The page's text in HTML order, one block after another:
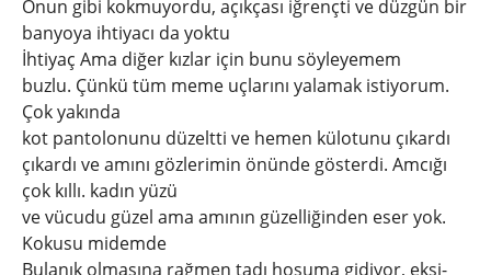
Onun gibi kokmuyordu, açıkçası iğrençti ve düzgün bir
banyoya ihtiyacı da yoktu
İhtiyaç Ama diğer kızlar için bunu söyleyemem
buzlu. Çünkü tüm meme uçlarını yalamak istiyorum.
Çok yakında
kot pantolonunu düzeltti ve hemen külotunu çıkardı
çıkardı ve amını gözlerimin önünde gösterdi. Amcığı
çok kıllı. kadın yüzü
ve vücudu güzel ama amının güzelliğinden eser yok.
Kokusu midemde
Bulanık olmasına rağmen tadı hoşuma gidiyor, ekşi-